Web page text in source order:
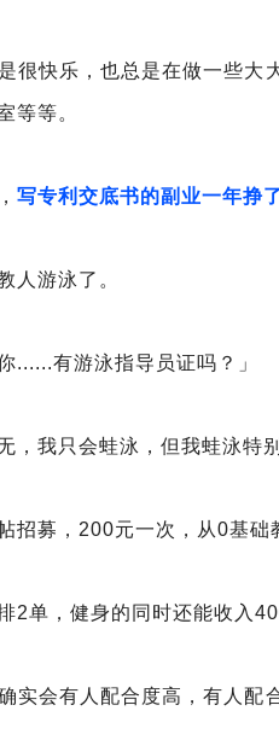
很快乐，也总是在做一些大
等等。
写专利交底书的副业一年挣
人游泳了。
......有游泳指导员证吗？」
，我只会蛙泳，但我蛙泳特
招募，200元一次，从0基础
2单，健身的同时还能收入
实会有人配合度高，有人配